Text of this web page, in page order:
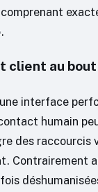
client au
interface
humain
des raccourcis
Contrairement